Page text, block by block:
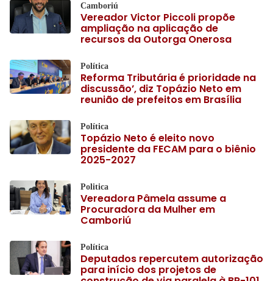
Camboriú
Vereador Victor Piccoli propõe
ampliação na aplicação de
recursos da Outorga Onerosa
Política
Reforma Tributária é prioridade na
discussão’, diz Topázio Neto em
reunião de prefeitos em Brasília
Política
Topázio Neto é eleito novo
presidente da FECAM para o biênio
2025-2027
Politica
Vereadora Pâmela assume a
Procuradora da Mulher em
Camboriú
Política
Deputados repercutem autorização
para início dos projetos de